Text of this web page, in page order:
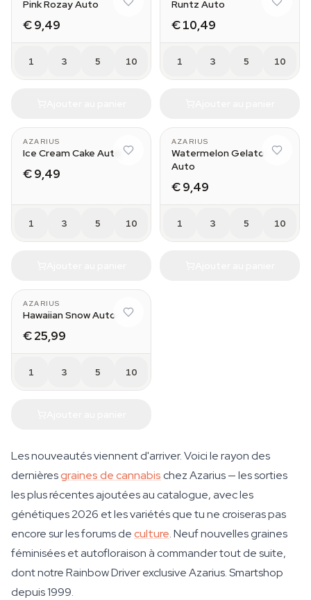
Pink Rozay Auto
€ 9,49
1 3 5 10
Runtz Auto
€ 10,49
1 3 5 10
AZARIUS
Ice Cream Cake Auto
€ 9,49
1 3 5 10
AZARIUS
Watermelon Gelato
Auto
€ 9,49
1 3 5 10
AZARIUS
Hawaiian Snow Auto
€ 25,99
1 3 5 10
Les nouveautés viennent d'arriver. Voici le rayon des
dernièresgraines de cannabis chez Azarius — les sorties
les plus récentes ajoutées au catalogue, avec les
génétiques 2026 et les variétés que tu ne croiseras pas
encore sur les forums deculture. Neuf nouvelles graines
féminisées et autofloraison à commander tout de suite,
dont notre Rainbow Driver exclusive Azarius. Smartshop
depuis 1999.